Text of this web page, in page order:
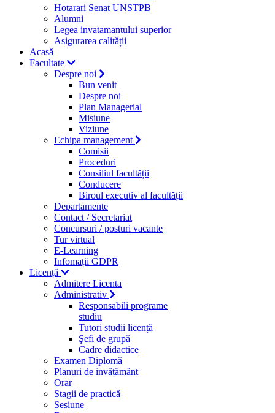
Hotarari Senat UNSTPB
Alumni
Legea invatamantului superior
Asigurarea calității
Acasă
Facultate
Despre noi
Bun venit
Despre noi
Plan Managerial
Misiune
Viziune
Echipa management
Comisii
Proceduri
Consiliul facultății
Conducere
Biroul executiv al facultății
Departamente
Contact / Secretariat
Concursuri / posturi vacante
Tur virtual
E-Learning
Infomații GDPR
Licență
Admitere Licenta
Administrativ
Responsabili programe
studiu
Tutori studii licență
Şefi de grupă
Cadre didactice
Examen Diplomă
Planuri de invățământ
Orar
Stagii de practică
Sesiune